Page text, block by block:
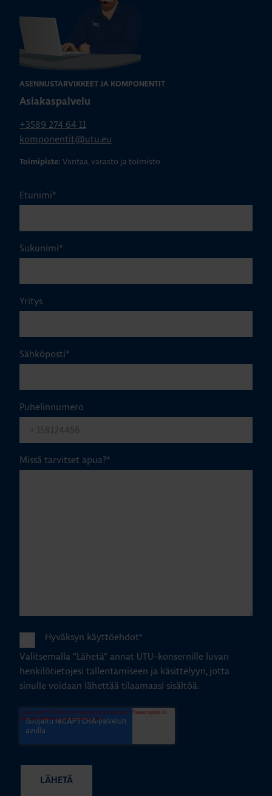
ASENNUSTARVIKKEET JA KOMPONENTIT
Asiakaspalvelu
+3589 274 64 11
komponentit@utu.eu
Toimipiste: Vantaa, varasto ja toimisto
Etunimi*
Sukunimi*
Yritys
Sähköposti*
Puhelinnumero
Missä tarvitset apua?*
Hyväksyn käyttöehdot*
Valitsemalla "Lähetä" annat UTU-konsernille luvan
henkilötietojesi tallentamiseen ja käsittelyyn, jotta
sinulle voidaan lähettää tilaamaasi sisältöä.